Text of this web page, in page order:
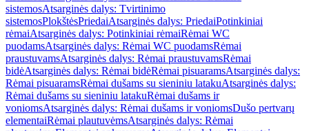
sistemosAtsarginės dalys: Tvirtinimo
sistemosPlokštėsPriedaiAtsarginės dalys: PriedaiPotinkiniai
rėmaiAtsarginės dalys: Potinkiniai rėmaiRėmai WC
puodamsAtsarginės dalys: Rėmai WC puodamsRėmai
praustuvamsAtsarginės dalys: Rėmai praustuvamsRėmai
bidėAtsarginės dalys: Rėmai bidėRėmai pisuaramsAtsarginės dalys:
Rėmai pisuaramsRėmai dušams su sieniniu latakuAtsarginės dalys:
Rėmai dušams su sieniniu latakuRėmai dušams ir
voniomsAtsarginės dalys: Rėmai dušams ir voniomsDušo pertvarų
elementaiRėmai plautuvėmsAtsarginės dalys: Rėmai